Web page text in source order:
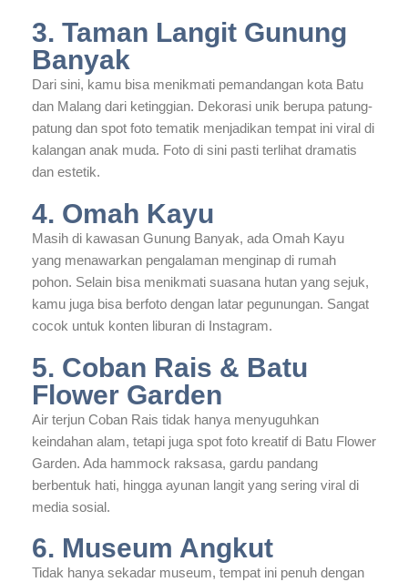
3. Taman Langit Gunung
Banyak
Dari sini, kamu bisa menikmati pemandangan kota Batu
dan Malang dari ketinggian. Dekorasi unik berupa patung-
patung dan spot foto tematik menjadikan tempat ini viral di
kalangan anak muda. Foto di sini pasti terlihat dramatis
dan estetik.
4. Omah Kayu
Masih di kawasan Gunung Banyak, ada Omah Kayu
yang menawarkan pengalaman menginap di rumah
pohon. Selain bisa menikmati suasana hutan yang sejuk,
kamu juga bisa berfoto dengan latar pegunungan. Sangat
cocok untuk konten liburan di Instagram.
5. Coban Rais & Batu
Flower Garden
Air terjun Coban Rais tidak hanya menyuguhkan
keindahan alam, tetapi juga spot foto kreatif di Batu Flower
Garden. Ada hammock raksasa, gardu pandang
berbentuk hati, hingga ayunan langit yang sering viral di
media sosial.
6. Museum Angkut
Tidak hanya sekadar museum, tempat ini penuh dengan